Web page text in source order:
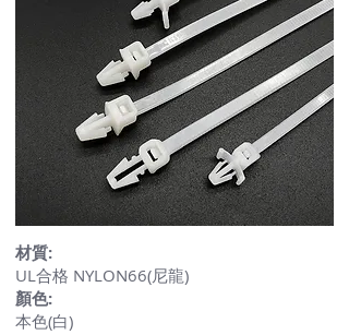
材質:
UL合格 NYLON66(尼龍)
顏色:
本色(白)